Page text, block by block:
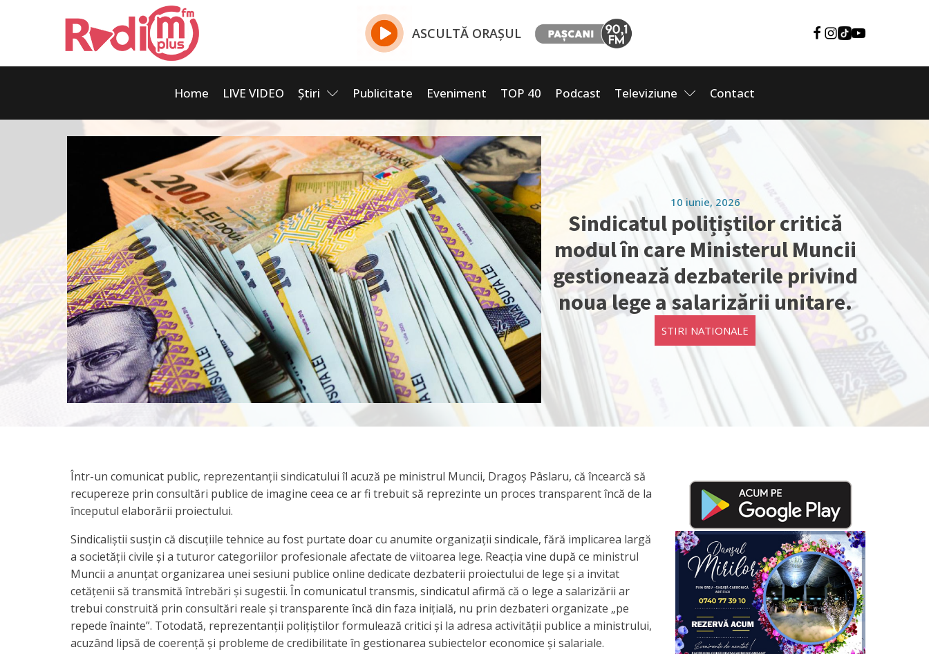
ASCULTĂ ORAȘUL
Home LIVE VIDEO Știri Publicitate Eveniment TOP 40 Podcast Televiziune Contact
10 iunie, 2026
Sindicatul polițiștilor critică
modul în care Ministerul Muncii
gestionează dezbaterile privind
noua lege a salarizării unitare.
STIRI NATIONALE
Într-un comunicat public, reprezentanții sindicatului îl acuză pe ministrul Muncii, Dragoș Pâslaru, că încearcă să
recupereze prin consultări publice de imagine ceea ce ar fi trebuit să reprezinte un proces transparent încă de la
începutul elaborării proiectului.
Sindicaliștii susțin că discuțiile tehnice au fost purtate doar cu anumite organizații sindicale, fără implicarea largă
a societății civile și a tuturor categoriilor profesionale afectate de viitoarea lege. Reacția vine după ce ministrul
Muncii a anunțat organizarea unei sesiuni publice online dedicate dezbaterii proiectului de lege și a invitat
cetățenii să transmită întrebări și sugestii. În comunicatul transmis, sindicatul afirmă că o lege a salarizării ar
trebui construită prin consultări reale și transparente încă din faza inițială, nu prin dezbateri organizate „pe
repede înainte”. Totodată, reprezentanții polițiștilor formulează critici și la adresa activității publice a ministrului,
acuzând lipsă de coerență și probleme de credibilitate în gestionarea subiectelor economice și salariale.